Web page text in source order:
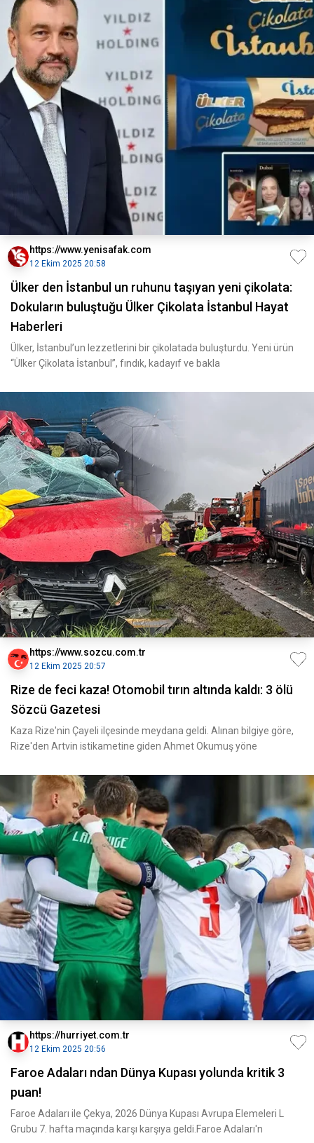
https://www.yenisafak.com
12 Ekim 2025 20:58
Ülker den İstanbul un ruhunu taşıyan yeni çikolata:
Dokuların buluştuğu Ülker Çikolata İstanbul Hayat
Haberleri
Ülker, İstanbul’un lezzetlerini bir çikolatada buluşturdu. Yeni ürün
“Ülker Çikolata İstanbul”, fındık, kadayıf ve bakla
https://www.sozcu.com.tr
12 Ekim 2025 20:57
Rize de feci kaza! Otomobil tırın altında kaldı: 3 ölü
Sözcü Gazetesi
Kaza Rize'nin Çayeli ilçesinde meydana geldi. Alınan bilgiye göre,
Rize'den Artvin istikametine giden Ahmet Okumuş yöne
https://hurriyet.com.tr
12 Ekim 2025 20:56
Faroe Adaları ndan Dünya Kupası yolunda kritik 3
puan!
Faroe Adaları ile Çekya, 2026 Dünya Kupası Avrupa Elemeleri L
Grubu 7. hafta maçında karşı karşıya geldi.Faroe Adaları'n